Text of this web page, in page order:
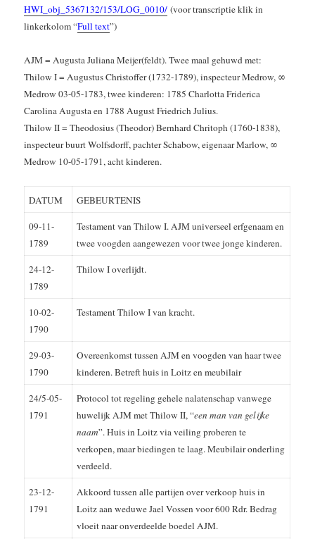
HWI_obj_5367132/153/LOG_0010/ (voor transcriptie klik in
linkerkolom “Full text”)
AJM = Augusta Juliana Meijer(feldt). Twee maal gehuwdmet:
Thilow I = Augustus Chri­stof­fer (1732-1789), inspecteur Medrow, ∞
Medrow 03-05-1783, twee kinderen: 1785 Char­lotta Fride­rica
Carolina Augusta en 1788 August Fried­rich Julius.
Thilow II = Theodosius (Theodor) Bernhard Chritoph (1760-1838),
inspecteur buurt Wolfsdorff, pachter Schabow, eigenaar Marlow, ∞
Medrow 10-05-1791, acht kinderen.
DATUM GEBEURTENIS
09-11-
1789
Testament van Thilow I. AJM universeel erfgenaam en
twee voogden aangewezen voor twee jonge kinderen.
24-12-
1789
Thilow I overlijdt.
10-02-
1790
Testament Thilow I van kracht.
29-03-
1790
Overeenkomst tussen AJM en voogden van haar twee
kinderen. Betreft huis in Loitz en meubilair
24/5-05-
1791
Protocol tot regeling gehele nalatenschap vanwege
huwelijk AJM met Thilow II, “een man van gelijke
naam”. Huis in Loitz via veiling proberen te
verkopen, maar biedingen te laag. Meubilair onderling
verdeeld.
23-12-
1791
Akkoord tussen alle partijen over verkoop huis in
Loitz aan weduwe Jael Vossen voor 600 Rdr. Bedrag
vloeit naar onverdeelde boedel AJM.